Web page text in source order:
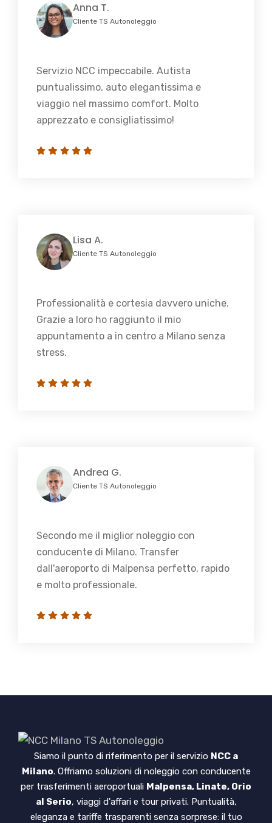
Anna T.
Cliente TS Autonoleggio
Servizio NCC impeccabile. Autista
puntualissimo, auto elegantissima e
viaggio nel massimo comfort. Molto
apprezzato e consigliatissimo!
Lisa A.
Cliente TS Autonoleggio
Professionalità e cortesia davvero uniche.
Grazie a loro ho raggiunto il mio
appuntamento a in centro a Milano senza
stress.
Andrea G.
Cliente TS Autonoleggio
Secondo me il miglior noleggio con
conducente di Milano. Transfer
dall'aeroporto di Malpensa perfetto, rapido
e molto professionale.
Siamo il punto di riferimento per il servizio NCC a
Milano. Offriamo soluzioni di noleggio con conducente
per trasferimenti aeroportuali Malpensa, Linate, Orio
al Serio, viaggi d'affari e tour privati. Puntualità,
eleganza e tariffe trasparenti senza sorprese: il tuo